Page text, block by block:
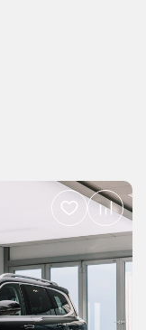
Добавить
в
избранное